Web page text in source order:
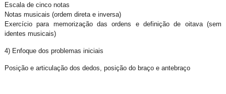
Escala de cinco notas
Notas musicais (ordem direta e inversa)
Exercício para memorização das ordens e definição de oitava (sem
identes musicais)
4) Enfoque dos problemas iniciais
Posição e articulação dos dedos, posição do braço e antebraço